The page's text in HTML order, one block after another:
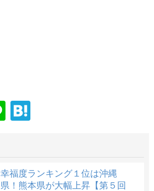
幸福度ランキング１位は沖縄
県！熊本県が大幅上昇【第５回